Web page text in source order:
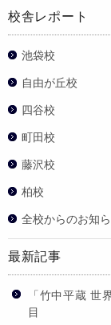
校舎レポート
池袋校
自由が丘校
四谷校
町田校
藤沢校
柏校
全校からのお知
最新記事
「竹中平蔵 世
目